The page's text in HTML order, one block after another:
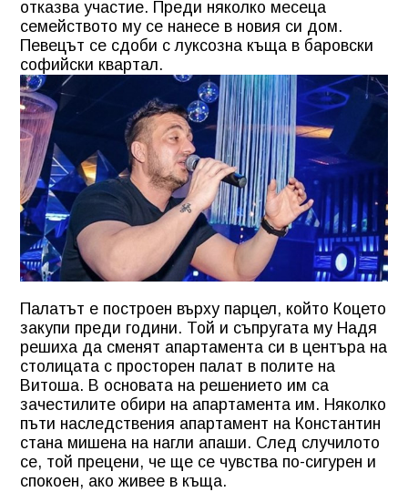
отказва участие. Преди няколко месеца
семейството му се нанесе в новия си дом.
Певецът се сдоби с луксозна къща в баровски
софийски квартал.
Палатът е построен върху парцел, който Коцето
закупи преди години. Той и съпругата му Надя
решиха да сменят апартамента си в центъра на
столицата с просторен палат в полите на
Витоша. В основата на решението им са
зачестилите обири на апартамента им. Няколко
пъти наследствения апартамент на Константин
стана мишена на нагли апаши. След случилото
се, той прецени, че ще се чувства по-сигурен и
спокоен, ако живее в къща.